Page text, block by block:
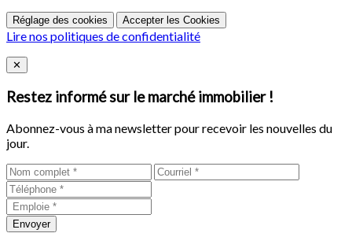
Réglage des cookies Accepter les Cookies
Lire nos politiques de confidentialité
Close
✕
Restez informé sur le marché immobilier !
Abonnez-vous à ma newsletter pour recevoir les nouvelles du
jour.
Envoyer